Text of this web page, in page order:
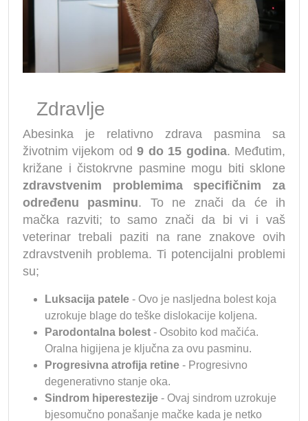
Zdravlje
Abesinka je relativno zdrava pasmina sa
životnim vijekom od9 do 15 godina. Međutim,
križane i čistokrvne pasmine mogu biti sklone
zdravstvenim problemima specifičnim za
određenu pasminu. To ne znači da će ih
mačka razviti; to samo znači da bi vi i vaš
veterinar trebali paziti na rane znakove ovih
zdravstvenih problema. Ti potencijalni problemi
su;
Luksacija patele - Ovo je nasljedna bolest koja
uzrokuje blage do teške dislokacije koljena.
Parodontalna bolest - Osobito kod mačića.
Oralna higijena je ključna za ovu pasminu.
Progresivna atrofija retine - Progresivno
degenerativno stanje oka.
Sindrom hiperestezije - Ovaj sindrom uzrokuje
bjesomučno ponašanje mačke kada je netko